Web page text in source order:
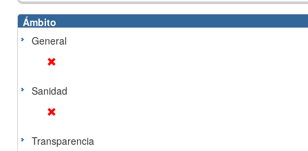
Ámbito
General
Sanidad
Transparencia